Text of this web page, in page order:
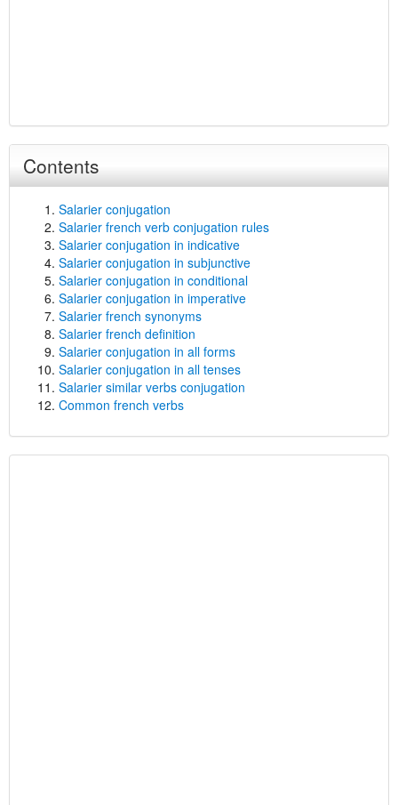
Contents
Salarier conjugation
Salarier french verb conjugation rules
Salarier conjugation in indicative
Salarier conjugation in subjunctive
Salarier conjugation in conditional
Salarier conjugation in imperative
Salarier french synonyms
Salarier french definition
Salarier conjugation in all forms
Salarier conjugation in all tenses
Salarier similar verbs conjugation
Common french verbs